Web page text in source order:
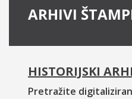
ARHIVI
HISTORIJSKI
Pretražite